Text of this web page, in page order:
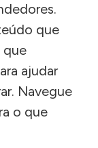
que
que
ajudar
Navegue
o que